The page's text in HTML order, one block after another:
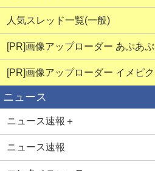
人気スレッド一覧(一般)
[PR]画像アップローダー あぷあぷ
[PR]画像アップローダー イメピク
ニュース
ニュース速報＋
ニュース速報